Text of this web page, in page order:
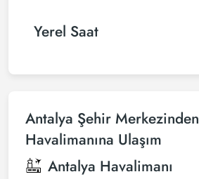
Yerel Saat
Antalya Şehir Merkezinden
Havalimanına Ulaşım
Antalya Havalimanı